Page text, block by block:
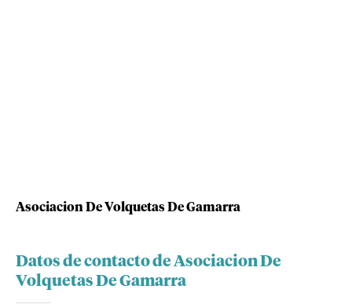
Asociacion De Volquetas De Gamarra
Datos de contacto de Asociacion De
Volquetas De Gamarra